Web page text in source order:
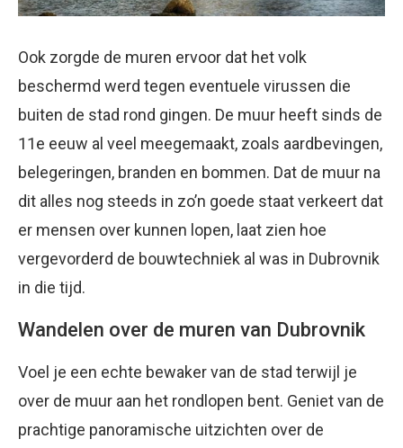
Ook zorgde de muren ervoor dat het volk
beschermd werd tegen eventuele virussen die
buiten de stad rond gingen. De muur heeft sinds de
11e eeuw al veel meegemaakt, zoals aardbevingen,
belegeringen, branden en bommen. Dat de muur na
dit alles nog steeds in zo’n goede staat verkeert dat
er mensen over kunnen lopen, laat zien hoe
vergevorderd de bouwtechniek al was in Dubrovnik
in die tijd.
Wandelen over de muren van Dubrovnik
Voel je een echte bewaker van de stad terwijl je
over de muur aan het rondlopen bent. Geniet van de
prachtige panoramische uitzichten over de